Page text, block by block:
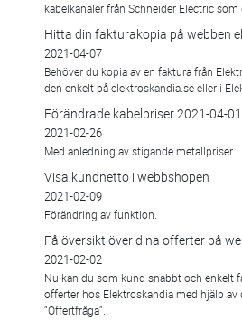
kabelkanaler från Schneider Electric som
Hitta din fakturakopia på webben
2021-04-07
Behöver du kopia av en faktura från
den enkelt på elektroskandia.se eller i
Förändrade kabelpriser 2021-04-01
2021-02-26
Med anledning av stigande metallpriser
Visa kundnetto i webbshopen
2021-02-09
Förändring av funktion.
Få översikt över dina offerter på
2021-02-02
Nu kan du som kund snabbt och enkelt
offerter hos Elektroskandia med hjälp av
”Offertfråga”.